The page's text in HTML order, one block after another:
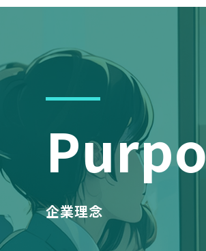
企業理念